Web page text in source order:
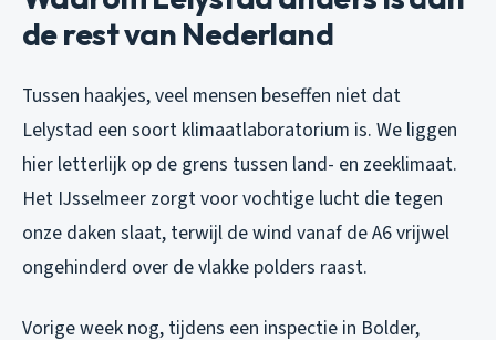
de rest van Nederland
Tussen haakjes, veel mensen beseffen niet dat
Lelystad een soort klimaatlaboratorium is. We liggen
hier letterlijk op de grens tussen land- en zeeklimaat.
Het IJsselmeer zorgt voor vochtige lucht die tegen
onze daken slaat, terwijl de wind vanaf de A6 vrijwel
ongehinderd over de vlakke polders raast.
Vorige week nog, tijdens een inspectie in Bolder,